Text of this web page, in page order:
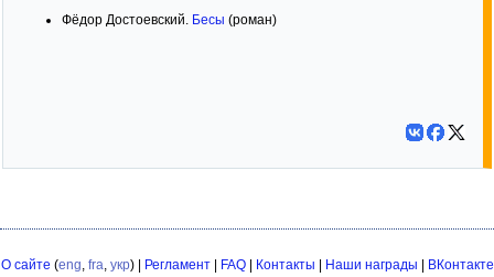
Фёдор Достоевский. Бесы (роман)
О сайте (eng, fra, укр) | Регламент| FAQ| Контакты Наши награды ВКонтакте